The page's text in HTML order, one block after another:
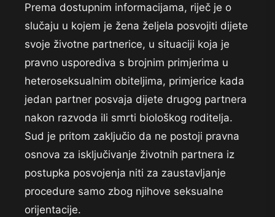
Prema dostupnim informacijama, riječ je o
slučaju u kojem je žena željela posvojiti dijete
svoje životne partnerice, u situaciji koja je
pravno usporediva s brojnim primjerima u
heteroseksualnim obiteljima, primjerice kada
jedan partner posvaja dijete drugog partnera
nakon razvoda ili smrti biološkog roditelja.
Sud je pritom zaključio da ne postoji pravna
osnova za isključivanje životnih partnera iz
postupka posvojenja niti za zaustavljanje
procedure samo zbog njihove seksualne
orijentacije.